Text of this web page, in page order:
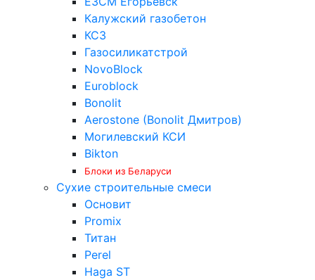
Калужский газобетон
КСЗ
Газосиликатстрой
NovoBlock
Euroblock
Bonolit
Aerostone (Bonolit Дмитров)
Могилевский КСИ
Bikton
Блоки из Беларуси
Сухие строительные смеси
Основит
Promix
Титан
Perel
Haga ST